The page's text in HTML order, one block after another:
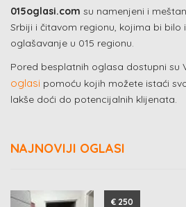
015oglasi.com su namenjeni i
Srbiji i čitavom regionu, kojima bi bilo
oglašavanje u 015 regionu.
Pored besplatnih oglasa dostupni su
oglasi pomoću kojih možete istaći
lakše doći do potencijalnih klijenata.
NAJNOVIJI OGLASI
€ 250